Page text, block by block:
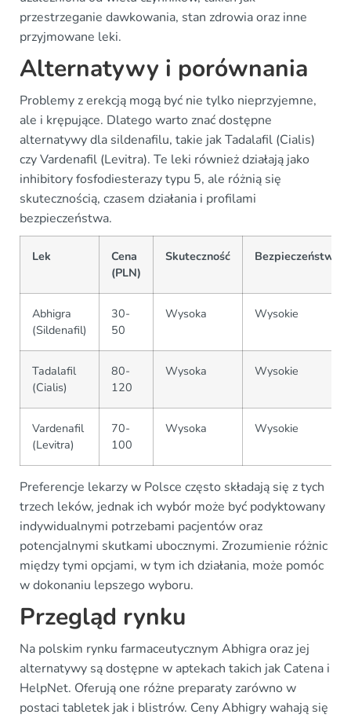
przestrzeganie dawkowania, stan zdrowia oraz inne
przyjmowane leki.
Alternatywy i porównania
Problemy z erekcją mogą być nie tylko nieprzyjemne,
ale i krępujące. Dlatego warto znać dostępne
alternatywy dla sildenafilu, takie jak Tadalafil (Cialis)
czy Vardenafil (Levitra). Te leki również działają jako
inhibitory fosfodiesterazy typu 5, ale różnią się
skutecznością, czasem działania i profilami
bezpieczeństwa.
Lek
Cena
(PLN)
Skuteczność Bezpieczeństwo
Abhigra
(Sildenafil)
30-
50
Wysoka Wysokie
Tadalafil
(Cialis)
80-
120
Wysoka Wysokie
Vardenafil
(Levitra)
70-
100
Wysoka Wysokie
Preferencje lekarzy w Polsce często składają się z tych
trzech leków, jednak ich wybór może być podyktowany
indywidualnymi potrzebami pacjentów oraz
potencjalnymi skutkami ubocznymi. Zrozumienie różnic
między tymi opcjami, w tym ich działania, może pomóc
w dokonaniu lepszego wyboru.
Przegląd rynku
Na polskim rynku farmaceutycznym Abhigra oraz jej
alternatywy są dostępne w aptekach takich jak Catena i
HelpNet. Oferują one różne preparaty zarówno w
postaci tabletek jak i blistrów. Ceny Abhigry wahają się